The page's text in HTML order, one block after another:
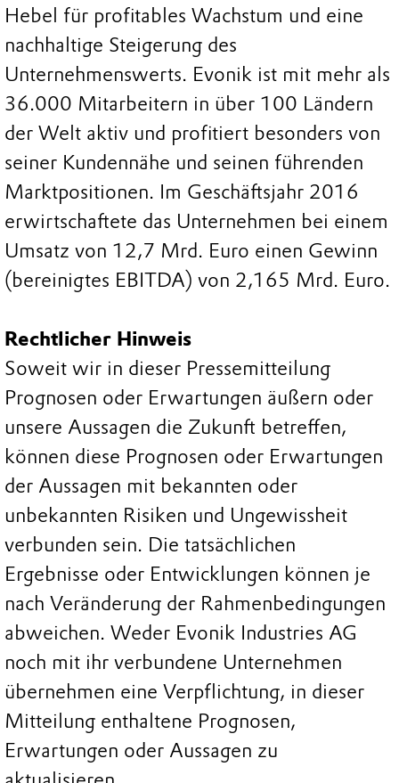
Hebel für profitables Wachstum und eine
nachhaltige Steigerung des
Unternehmenswerts. Evonik ist mit mehr als
36.000 Mitarbeitern in über 100 Ländern
der Welt aktiv und profitiert besonders von
seiner Kundennähe und seinen führenden
Marktpositionen. Im Geschäftsjahr 2016
erwirtschaftete das Unternehmen bei einem
Umsatz von 12,7 Mrd. Euro einen Gewinn
(bereinigtes EBITDA) von 2,165 Mrd. Euro.
Rechtlicher Hinweis
Soweit wir in dieser Pressemitteilung
Prognosen oder Erwartungen äußern oder
unsere Aussagen die Zukunft betreffen,
können diese Prognosen oder Erwartungen
der Aussagen mit bekannten oder
unbekannten Risiken und Ungewissheit
verbunden sein. Die tatsächlichen
Ergebnisse oder Entwicklungen können je
nach Veränderung der Rahmenbedingungen
abweichen. Weder Evonik Industries AG
noch mit ihr verbundene Unternehmen
übernehmen eine Verpflichtung, in dieser
Mitteilung enthaltene Prognosen,
Erwartungen oder Aussagen zu